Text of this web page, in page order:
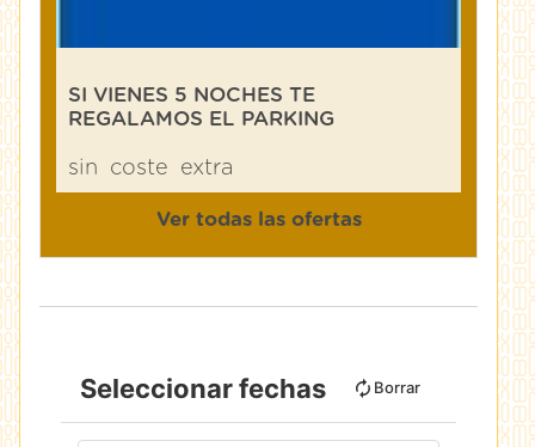
SI VIENES 5 NOCHES TE
REGALAMOS EL PARKING
sin coste extra
Ver todas las ofertas
Seleccionar fechas Borrar